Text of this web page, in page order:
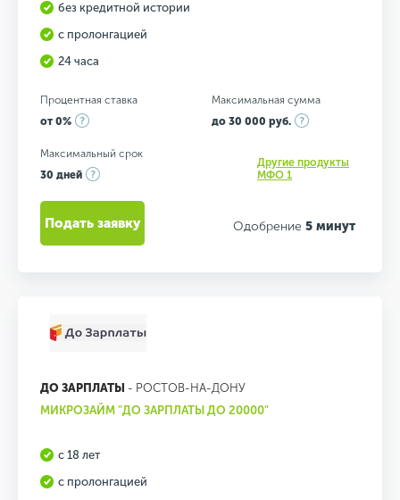
без кредитной истории
с пролонгацией
24 часа
Процентная ставка
от 0%
Максимальная сумма
до 30 000 руб.
Максимальный срок
30 дней
Другие продукты
МФО 1
Одобрение 5 минут
Подать заявку
ДО ЗАРПЛАТЫ - РОСТОВ-НА-ДОНУ
МИКРОЗАЙМ "ДО ЗАРПЛАТЫ ДО 20000"
с 18 лет
с пролонгацией